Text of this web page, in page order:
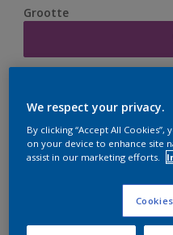
Grootte
er hard aan om de
We respect your privacy.
By clicking “Accept All
on your device to enhance site
assist in our marketing efforts.